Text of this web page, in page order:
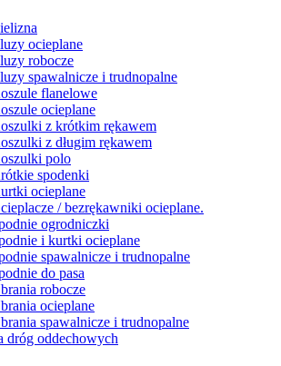
ocieplane
robocze
spawalnicze i trudnopalne
flanelowe
ocieplane
z krótkim rękawem
z długim rękawem
polo
spodenki
ocieplane
/ bezrękawniki ocieplane.
ogrodniczki
i kurtki ocieplane
spawalnicze i trudnopalne
do pasa
robocze
ocieplane
spawalnicze i trudnopalne
dróg oddechowych